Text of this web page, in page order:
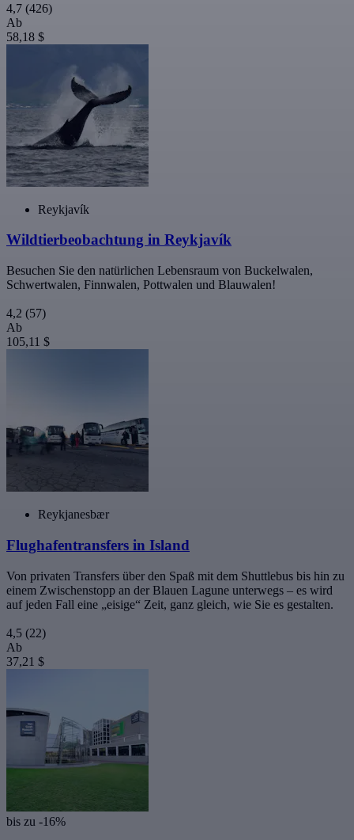
4,7 (426)
Ab
58,18 $
Reykjavík
Wildtierbeobachtung in Reykjavík
Besuchen Sie den natürlichen Lebensraum von Buckelwalen,
Schwertwalen, Finnwalen, Pottwalen und Blauwalen!
4,2 (57)
Ab
105,11 $
Reykjanesbær
Flughafentransfers in Island
Von privaten Transfers über den Spaß mit dem Shuttlebus bis hin zu
einem Zwischenstopp an der Blauen Lagune unterwegs – es wird
auf jeden Fall eine „eisige“ Zeit, ganz gleich, wie Sie es gestalten.
4,5 (22)
Ab
37,21 $
bis zu -16%